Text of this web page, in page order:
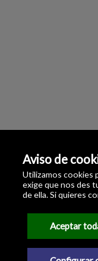
Aviso de
Utilizamos cookies
exige que nos des
de ella. Si quieres
Aceptar